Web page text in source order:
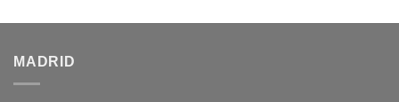
MADRID